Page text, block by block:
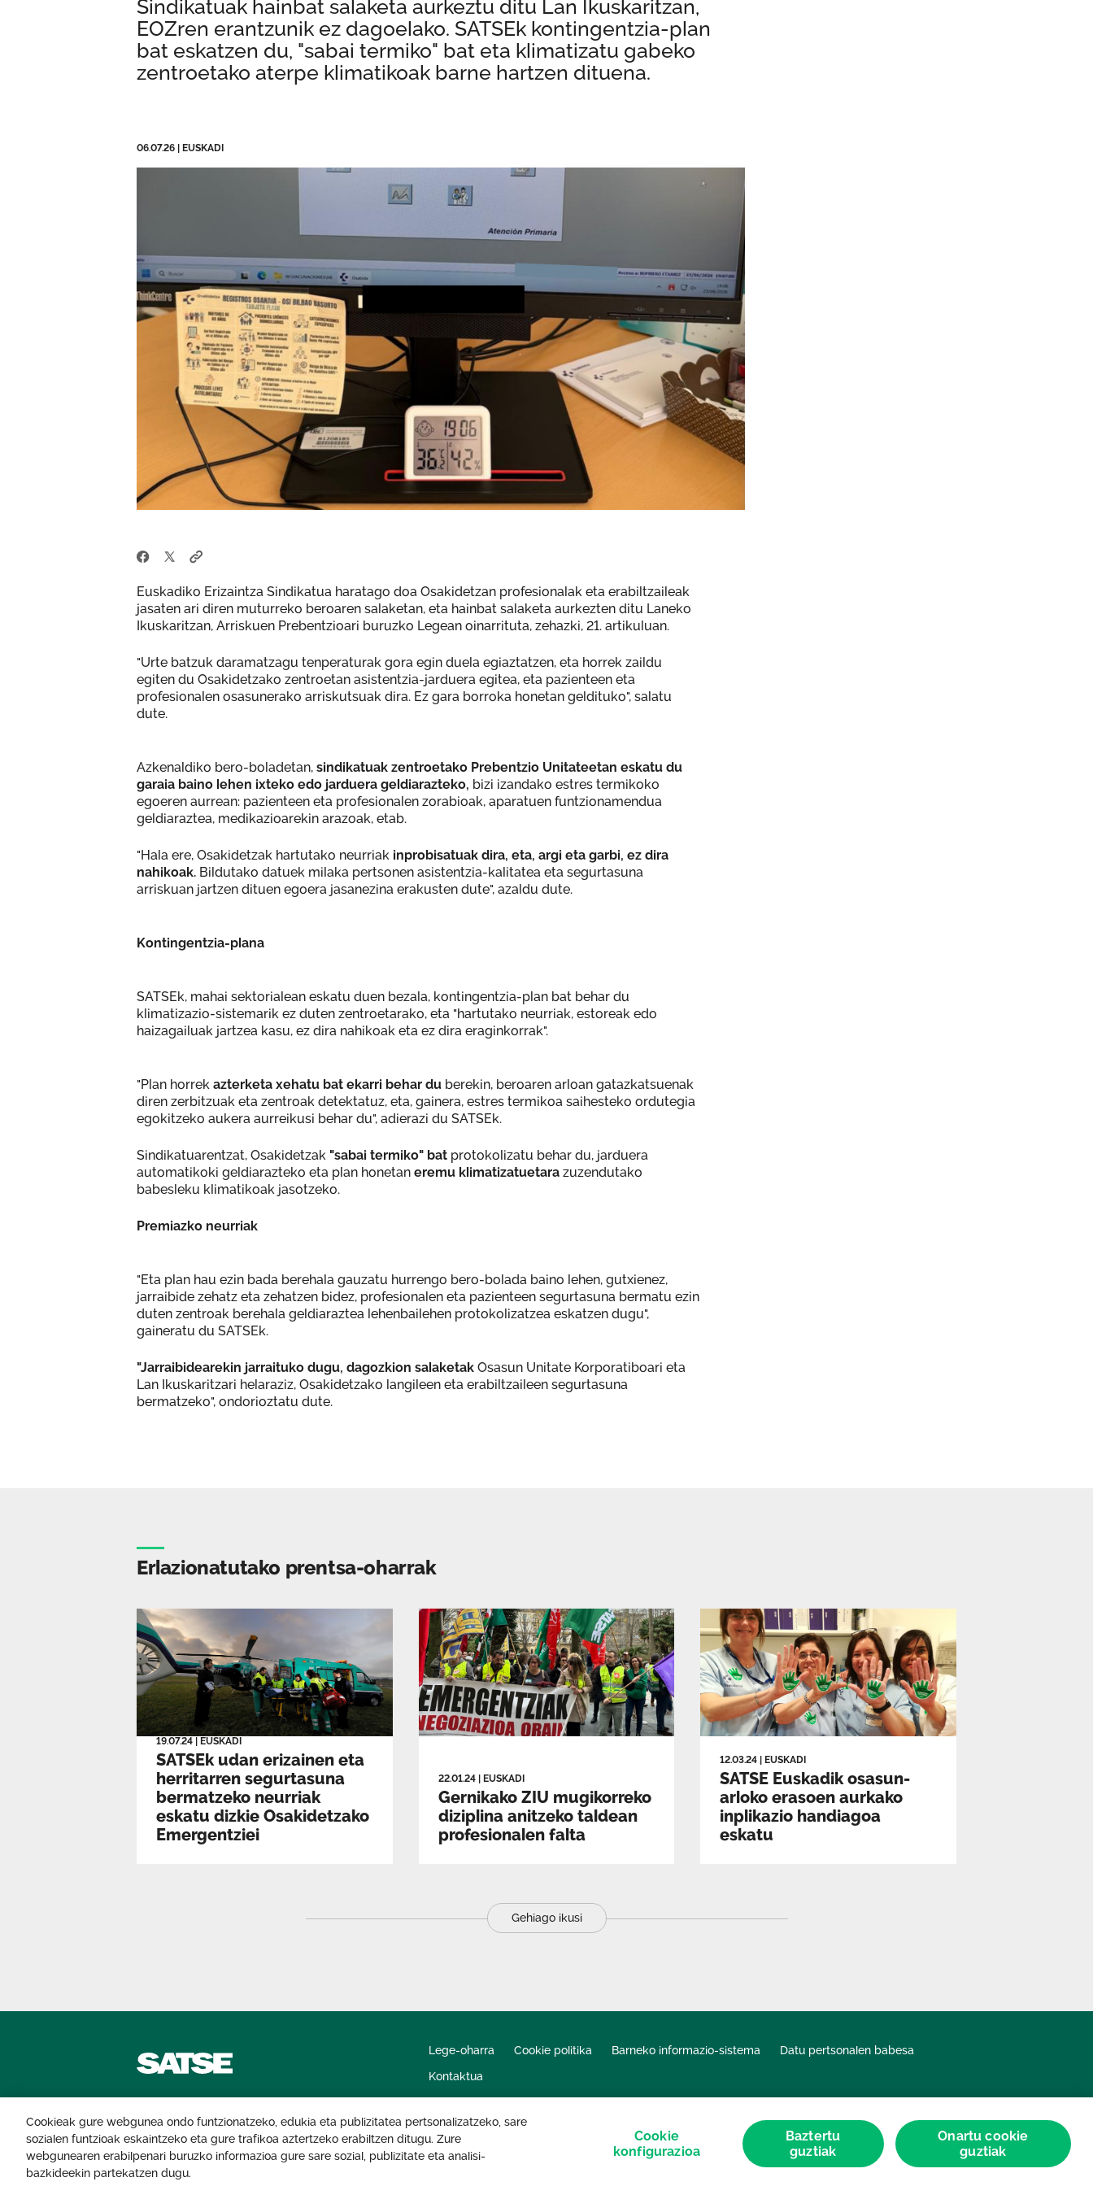
Kontaktatu
Sindikatuak hainbat salaketa aurkeztu ditu Lan Ikuskaritzan,
EOZren erantzunik ez dagoelako. SATSEk kontingentzia-plan
bat eskatzen du, "sabai termiko" bat eta klimatizatu gabeko
zentroetako aterpe klimatikoak barne hartzen dituena.
06.07.26 EUSKADI
Euskadiko Erizaintza Sindikatua haratago doa Osakidetzan profesionalak eta erabiltzaileak
jasaten ari diren muturreko beroaren salaketan, eta hainbat salaketa aurkezten ditu Laneko
Ikuskaritzan, Arriskuen Prebentzioari buruzko Legean oinarrituta, zehazki, 21. artikuluan.
"Urte batzuk daramatzagu tenperaturak gora egin duela egiaztatzen, eta horrek zaildu
egiten du Osakidetzako zentroetan asistentzia-jarduera egitea, eta pazienteen eta
profesionalen osasunerako arriskutsuak dira. Ez gara borroka honetan geldituko", salatu
dute.
Azkenaldiko bero-boladetan, sindikatuak zentroetako Prebentzio Unitateetan eskatu du
garaia baino lehen ixteko edo jarduera geldiarazteko, bizi izandako estres termikoko
egoeren aurrean: pazienteen eta profesionalen zorabioak, aparatuen funtzionamendua
geldiaraztea, medikazioarekin arazoak, etab.
"Hala ere, Osakidetzak hartutako neurriak inprobisatuak dira, eta, argi eta garbi, ez dira
nahikoak. Bildutako datuek milaka pertsonen asistentzia-kalitatea eta segurtasuna
arriskuan jartzen dituen egoera jasanezina erakusten dute", azaldu dute.
Kontingentzia-plana
SATSEk, mahai sektorialean eskatu duen bezala, kontingentzia-plan bat behar du
klimatizazio-sistemarik ez duten zentroetarako, eta "hartutako neurriak, estoreak edo
haizagailuak jartzea kasu, ez dira nahikoak eta ez dira eraginkorrak".
"Plan horrek azterketa xehatu bat ekarri behar du berekin, beroaren arloan gatazkatsuenak
diren zerbitzuak eta zentroak detektatuz, eta, gainera, estres termikoa saihesteko ordutegia
egokitzeko aukera aurreikusi behar du", adierazi du SATSEk.
Sindikatuarentzat, Osakidetzak "sabai termiko" bat protokolizatu behar du, jarduera
automatikoki geldiarazteko eta plan honetan eremu klimatizatuetara zuzendutako
babesleku klimatikoak jasotzeko.
Premiazko neurriak
"Eta plan hau ezin bada berehala gauzatu hurrengo bero-bolada baino lehen, gutxienez,
jarraibide zehatz eta zehatzen bidez, profesionalen eta pazienteen segurtasuna bermatu ezin
duten zentroak berehala geldiaraztea lehenbailehen protokolizatzea eskatzen dugu",
gaineratu du SATSEk.
"Jarraibidearekin jarraituko dugu, dagozkion salaketak Osasun Unitate Korporatiboari eta
Lan Ikuskaritzari helaraziz, Osakidetzako langileen eta erabiltzaileen segurtasuna
bermatzeko", ondorioztatu dute.
Erlazionatutako prentsa-oharrak
19.07.24 EUSKADI
SATSEk udan erizainen eta
herritarren segurtasuna
bermatzeko neurriak
eskatu dizkie Osakidetzako
Emergentziei
22.01.24 EUSKADI
Gernikako ZIU mugikorreko
diziplina anitzeko taldean
profesionalen falta
12.03.24 EUSKADI
SATSE Euskadik osasun-
arloko erasoen aurkako
inplikazio handiagoa
eskatu
Gehiago ikusi
Lege-oharra Cookie politika Barneko informazio-sistema
Datu pertsonalen babesa
Kontaktua
© 2026 Erizaintza Sindikatua. Eskubide guztiak erreserbatuta.
Cookieak gure webgunea ondo funtzionatzeko, edukia eta publizitatea pertsonalizatzeko, sare
sozialen funtzioak eskaintzeko eta gure trafikoa aztertzeko erabiltzen ditugu. Zure
webgunearen erabilpenari buruzko informazioa gure sare sozial, publizitate eta analisi-
bazkideekin partekatzen dugu.
Cookie
konfigurazioa
Baztertu
guztiak
Onartu cookie
guztiak